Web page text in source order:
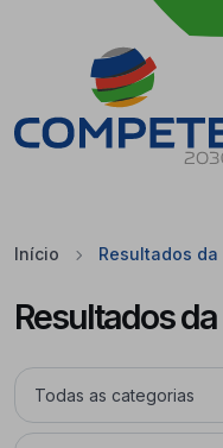
Saltar para o conteúdo
Início Resultados
Resultados